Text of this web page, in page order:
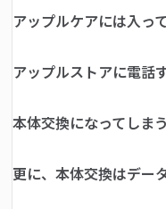
アップルケアには入っ
アップルストアに電話
本体交換になってしま
更に、本体交換はデー